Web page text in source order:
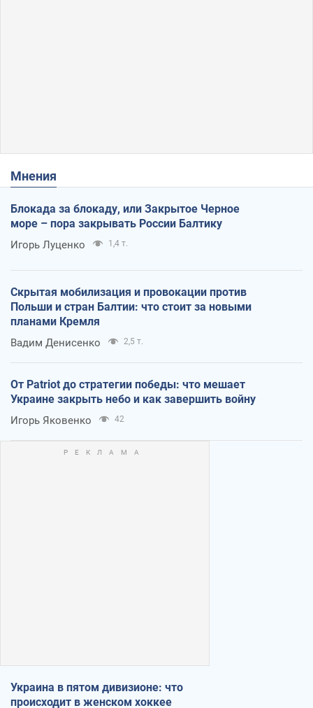
Мнения
Блокада за блокаду, или Закрытое Черное
море – пора закрывать России Балтику
Игорь Луценко 1,4 т.
Скрытая мобилизация и провокации против
Польши и стран Балтии: что стоит за новыми
планами Кремля
Вадим Денисенко 2,5 т.
От Patriot до стратегии победы: что мешает
Украине закрыть небо и как завершить войну
Игорь Яковенко 42
Украина в пятом дивизионе: что
происходит в женском хоккее